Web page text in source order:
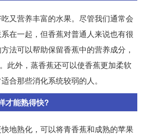
又营养丰富的水果。尽管我们通常会
在一起，但香蕉对普通人来说也有很
法可以帮助保留香蕉中的营养成分，
此外，蒸香蕉还可以使香蕉更加柔软
合那些消化系统较弱的人。
才能熟得快?
地熟化，可以将青香蕉和成熟的苹果